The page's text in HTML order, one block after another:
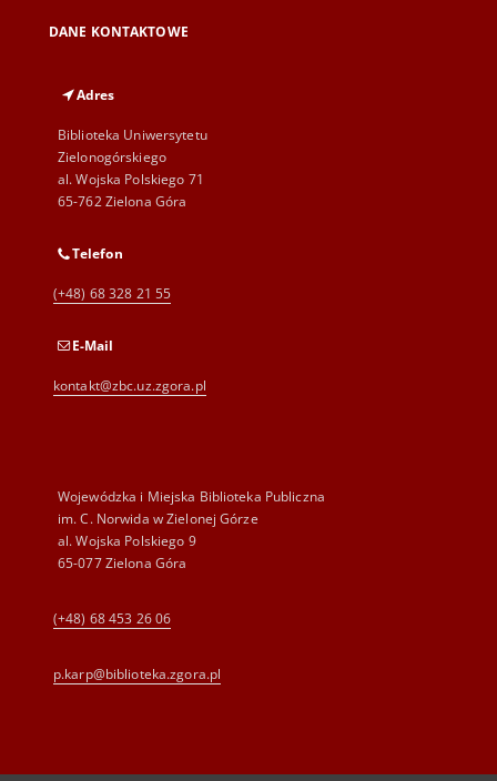
DANE KONTAKTOWE
Adres
Biblioteka Uniwersytetu
Zielonogórskiego
al. Wojska Polskiego 71
65-762 Zielona Góra
Telefon
(+48) 68 328 21 55
E-Mail
kontakt@zbc.uz.zgora.pl
Wojewódzka i Miejska Biblioteka Publiczna
im. C. Norwida w Zielonej Górze
al. Wojska Polskiego 9
65-077 Zielona Góra
(+48) 68 453 26 06
p.karp@biblioteka.zgora.pl